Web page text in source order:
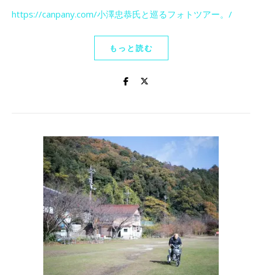
https://canpany.com/小澤忠恭氏と巡るフォトツアー。 /
もっと読む